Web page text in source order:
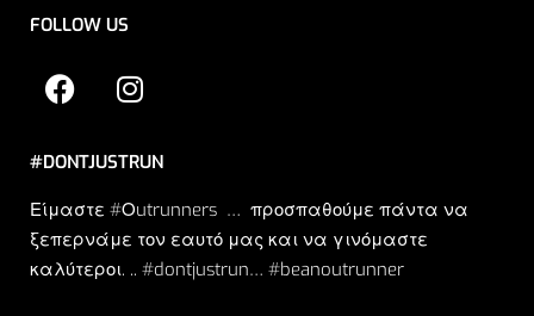
FOLLOW US
#DONTJUSTRUN
Είμαστε #Οutrunners … προσπαθούμε πάντα να
ξεπερνάμε τον εαυτό μας και να γινόμαστε
καλύτεροι. .. #dontjustrun… #beanoutrunner